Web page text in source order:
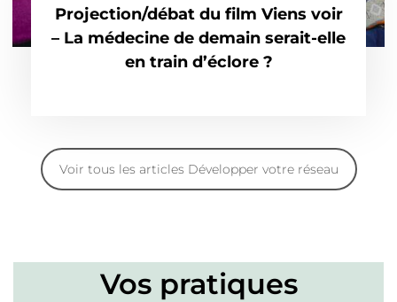
Projection/débat du film Viens voir
– La médecine de demain serait-elle
en train d’éclore ?
Voir tous les articles Développer votre réseau
Vos pratiques